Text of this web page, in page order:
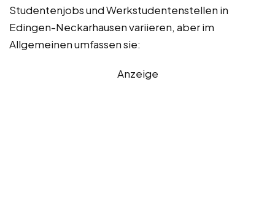
Studentenjobs und Werkstudentenstellen in
Edingen-Neckarhausen variieren, aber im
Allgemeinen umfassen sie:
Anzeige